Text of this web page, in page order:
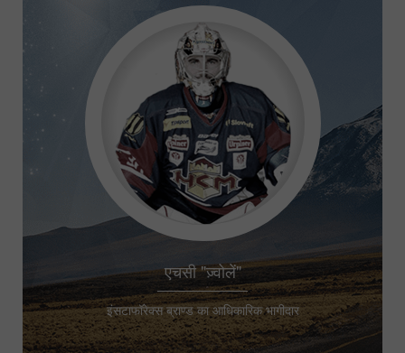
एचसी "ज़्वोलें"
इंसटाफॉरेक्स ब्राण्ड का आधिकारिक भागीदार